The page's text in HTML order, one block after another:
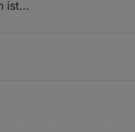
ist...